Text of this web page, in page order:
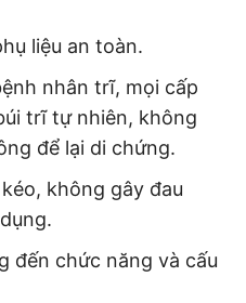
liệu an toàn.
nhân trĩ, mọi cấp
trĩ tự nhiên, không
để lại di chứng.
không gây đau
đến chức năng và cấu